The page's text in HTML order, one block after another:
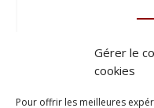
Gérer le
cookies
Pour offrir les meilleures